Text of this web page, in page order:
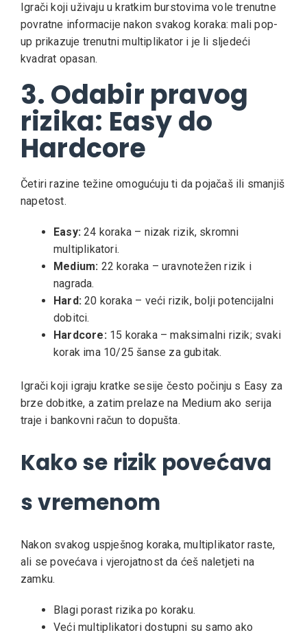
Igrači koji uživaju u kratkim burstovima vole trenutne
povratne informacije nakon svakog koraka: mali pop-
up prikazuje trenutni multiplikator i je li sljedeći
kvadrat opasan.
3. Odabir pravog
rizika: Easy do
Hardcore
Četiri razine težine omogućuju ti da pojačaš ili smanjiš
napetost.
Easy: 24 koraka – nizak rizik, skromni
multiplikatori.
Medium: 22 koraka – uravnotežen rizik i
nagrada.
Hard: 20 koraka – veći rizik, bolji potencijalni
dobitci.
Hardcore:15 koraka – maksimalni rizik; svaki
korak ima 10/25 šanse za gubitak.
Igrači koji igraju kratke sesije često počinju s Easy za
brze dobitke, a zatim prelaze na Medium ako serija
traje i bankovni račun to dopušta.
Kako se rizik povećava
s vremenom
Nakon svakog uspješnog koraka, multiplikator raste,
ali se povećava i vjerojatnost da ćeš naletjeti na
zamku.
Blagi porast rizika po koraku.
Veći multiplikatori dostupni su samo ako